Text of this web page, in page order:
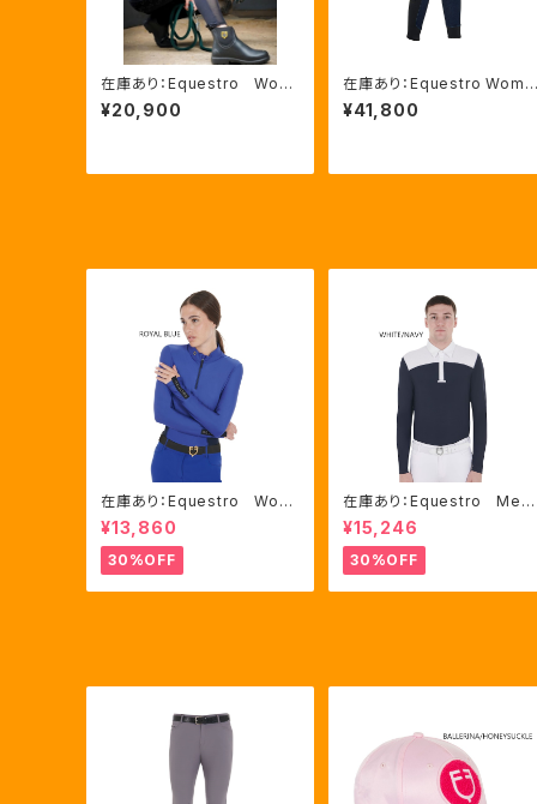
在庫あり：Equestro Wom
en’ｓ メッシュインサート
フルグリップレギンス（ETW0
¥20,900
在庫あり：Equestro Wome
n's デニムキュロット ニーグ
ップ（ETW00318)
¥41,800
在庫あり：Equestro Wom
en's テクニカル トレーニ
ングポロシャツ Royal Bl
ue、Mサイズ（ETW00064）
¥13,860
30%OFF
在庫あり：Equestro Me
n’ｓ メッシュコンビ 長袖
競技用シャツ 2色Mサイズ
（ETM00060）
¥15,246
30%OFF